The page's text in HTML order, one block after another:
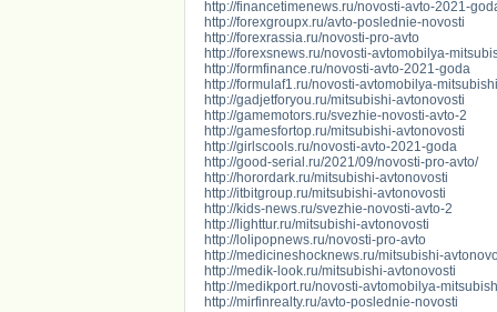
http://financetimenews.ru/novosti-avto-2021-
http://forexgroupx.ru/avto-poslednie-novosti
http://forexrassia.ru/novosti-pro-avto
http://forexsnews.ru/novosti-avtomobilya-
http://formfinance.ru/novosti-avto-2021-goda
http://formulaf1.ru/novosti-avtomobilya-
http://gadjetforyou.ru/mitsubishi-avtonovosti
http://gamemotors.ru/svezhie-novosti-avto-2
http://gamesfortop.ru/mitsubishi-avtonovosti
http://girlscools.ru/novosti-avto-2021-goda
http://good-serial.ru/2021/09/novosti-pro-avto/
http://horordark.ru/mitsubishi-avtonovosti
http://itbitgroup.ru/mitsubishi-avtonovosti
http://kids-news.ru/svezhie-novosti-avto-2
http://lighttur.ru/mitsubishi-avtonovosti
http://lolipopnews.ru/novosti-pro-avto
http://medicineshocknews.ru/mitsubishi-
http://medik-look.ru/mitsubishi-avtonovosti
http://medikport.ru/novosti-avtomobilya-
http://mirfinrealty.ru/avto-poslednie-novosti